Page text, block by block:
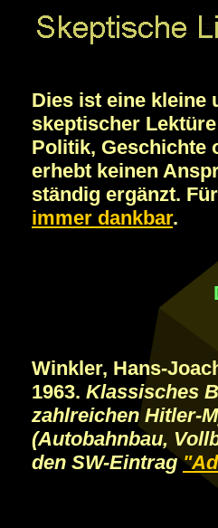
Dies ist eine kleine
skeptischer
Politik, Geschichte
erhebt keinen
ständig ergänzt.
immer dankbar.
Winkler, Hans-
1963. Klassisches
zahlreichen Hitler-
(Autobahnbau,
den SW-Eintrag